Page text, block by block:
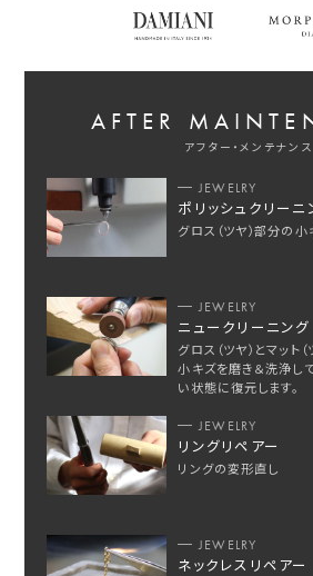
AFTER
アフター・メンテナンス
JEWELRY
ポリッシュクリーニ
グロス（ツヤ）部分の
JEWELRY
ニュークリーニング
グロス（ツヤ）とマット
小キズを磨き＆洗浄し
い状態に復元します。
JEWELRY
リングリペアー
リングの変形直し
JEWELRY
ネックレスリペアー